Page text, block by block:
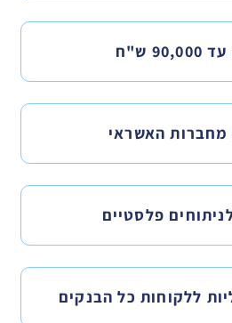
ש"ח
מחברות האשראי
פלסטיים
ללקוחות כל הבנקים